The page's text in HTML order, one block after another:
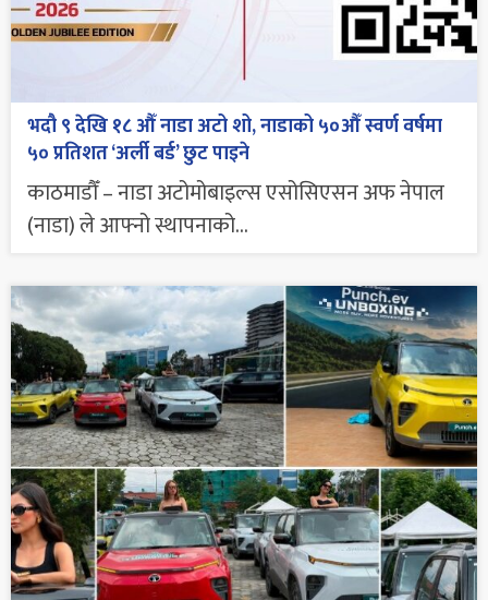
भदौ ९ देखि १८ औँ नाडा अटो शो, नाडाको ५०औँ स्वर्ण वर्षमा
५० प्रतिशत ‘अर्ली बर्ड’ छुट पाइने
काठमाडौँ – नाडा अटोमोबाइल्स एसोसिएसन अफ नेपाल
(नाडा) ले आफ्नो स्थापनाको...